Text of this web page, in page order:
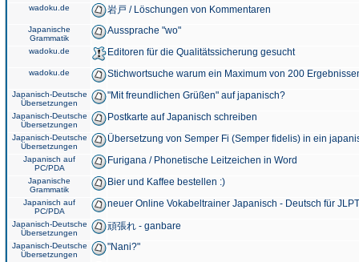
wadoku.de 岩戸 / Löschungen von Kommentaren
Japanische
Grammatik
Aussprache "wo"
wadoku.de Editoren für die Qualitätssicherung gesucht
wadoku.de Stichwortsuche warum ein Maximum von 200
Japanisch-Deutsche
Übersetzungen
"Mit freundlichen Grüßen" auf japanisch?
Japanisch-Deutsche
Übersetzungen
Postkarte auf Japanisch schreiben
Japanisch-Deutsche
Übersetzungen
Übersetzung von Semper Fi (Semper fidelis) in ein
Japanisch auf
PC/PDA
Furigana / Phonetische Leitzeichen in Word
Japanische
Grammatik
Bier und Kaffee bestellen :)
Japanisch auf
PC/PDA
neuer Online Vokabeltrainer Japanisch - Deutsch für
Japanisch-Deutsche
Übersetzungen
頑張れ - ganbare
Japanisch-Deutsche
Übersetzungen
"Nani?"